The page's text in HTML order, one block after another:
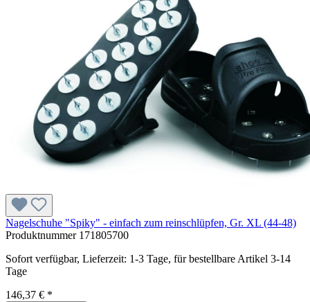
Nagelschuhe "Spiky" - einfach zum reinschlüpfen, Gr. XL (44-48)
Produktnummer 171805700
Sofort verfügbar, Lieferzeit: 1-3 Tage, für bestellbare Artikel 3-14
Tage
146,37 € *